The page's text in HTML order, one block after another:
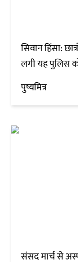
सिवान हिंसा:
लगी यह पुलिस
पुष्यमित्र
संसद मार्च से